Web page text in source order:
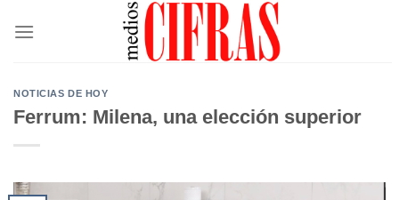
NOTICIAS DE HOY
Ferrum: Milena, una elección superior